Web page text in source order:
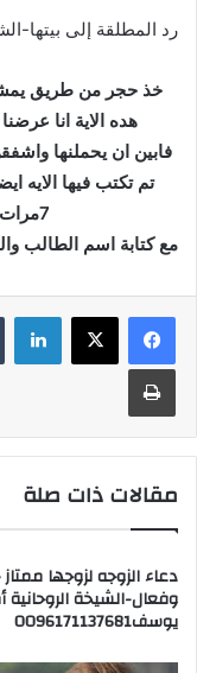
رد المطلقة إلى بيتها-الشيخة
خذ حجر من طريق
هده الاية انا
فابين ان يحملنها
تم تكتب فيها الايه
7مرات سورة البروج الى الحريق
مع كتابة اسم الطالب
لينكدإن
مقالات ذات صلة
دعاء الزوجه لزوجها
وفعال-الشيخة الروحانية
يوسف0096171137681